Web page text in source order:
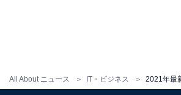
All About ニュース IT・ビジネス